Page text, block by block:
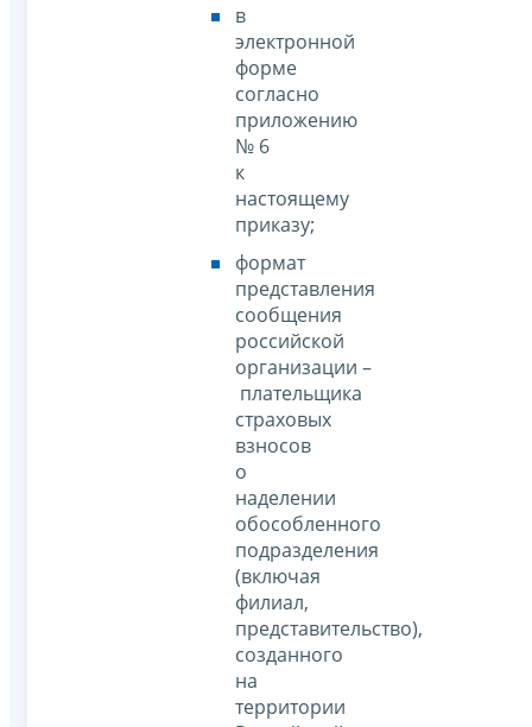
в
электронной
форме
согласно
приложению
№ 6
к
настоящему
приказу;
формат
представления
сообщения
российской
организации –
плательщика
страховых
взносов
о
наделении
обособленного
подразделения
(включая
филиал,
представительство),
созданного
на
территории